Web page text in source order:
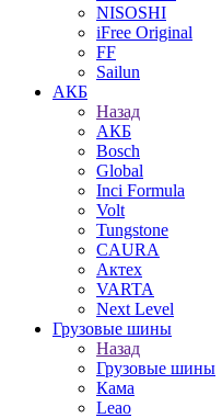
NISOSHI
iFree Original
FF
Sailun
АКБ
Назад
АКБ
Bosch
Global
Inci Formula
Volt
Tungstone
CAURA
Актех
VARTA
Next Level
Грузовые шины
Назад
Грузовые шины
Кама
Leao